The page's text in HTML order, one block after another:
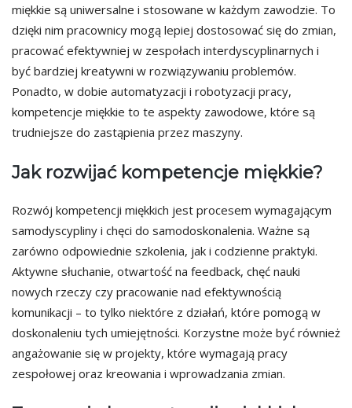
miękkie są uniwersalne i stosowane w każdym zawodzie. To
dzięki nim pracownicy mogą lepiej dostosować się do zmian,
pracować efektywniej w zespołach interdyscyplinarnych i
być bardziej kreatywni w rozwiązywaniu problemów.
Ponadto, w dobie automatyzacji i robotyzacji pracy,
kompetencje miękkie to te aspekty zawodowe, które są
trudniejsze do zastąpienia przez maszyny.
Jak rozwijać kompetencje miękkie?
Rozwój kompetencji miękkich jest procesem wymagającym
samodyscypliny i chęci do samodoskonalenia. Ważne są
zarówno odpowiednie szkolenia, jak i codzienne praktyki.
Aktywne słuchanie, otwartość na feedback, chęć nauki
nowych rzeczy czy pracowanie nad efektywnością
komunikacji – to tylko niektóre z działań, które pomogą w
doskonaleniu tych umiejętności. Korzystne może być również
angażowanie się w projekty, które wymagają pracy
zespołowej oraz kreowania i wprowadzania zmian.